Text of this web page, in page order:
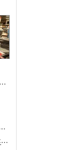
산소호흡기 단 홈플러스, ‘트레이더 조’ 모델로 살아날까
…회생절차 폐지에 즉시항고(종합)
홈플러스, 법원에 즉시항고…기업회생 ‘재도전’